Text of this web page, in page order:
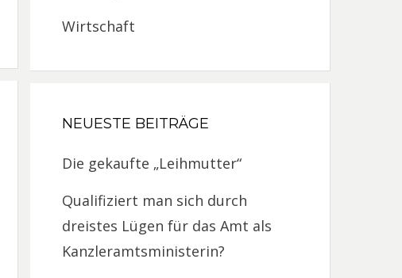
Wirtschaft
NEUESTE BEITRÄGE
Die gekaufte „Leihmutter“
Qualifiziert man sich durch
dreistes Lügen für das Amt als
Kanzleramtsministerin?